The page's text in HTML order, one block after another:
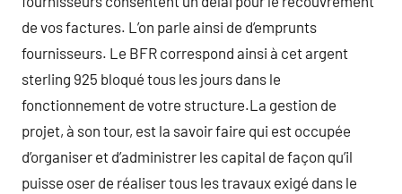
de vos factures. L’on parle ainsi de d’emprunts
fournisseurs. Le BFR correspond ainsi à cet argent
sterling 925 bloqué tous les jours dans le
fonctionnement de votre structure.La gestion de
projet, à son tour, est la savoir faire qui est occupée
d’organiser et d’administrer les capital de façon qu’il
puisse oser de réaliser tous les travaux exigé dans le